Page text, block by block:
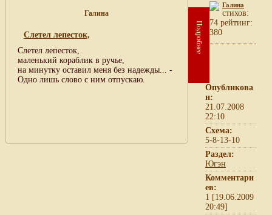
Галина
Cлетел лепесток,
Cлетел лепесток,
маленький кораблик в ручье,
на минутку оставил меня без надежды... -
Одно лишь слово с ним отпускаю.
Подробнее
Галина
cтихов:
74 рейтинг:
380
Опубликова
н:
21.07.2008
22:10
Схема:
5-8-13-10
Раздел:
Югэн
Комментари
ев:
1 [19.06.2009
20:49]